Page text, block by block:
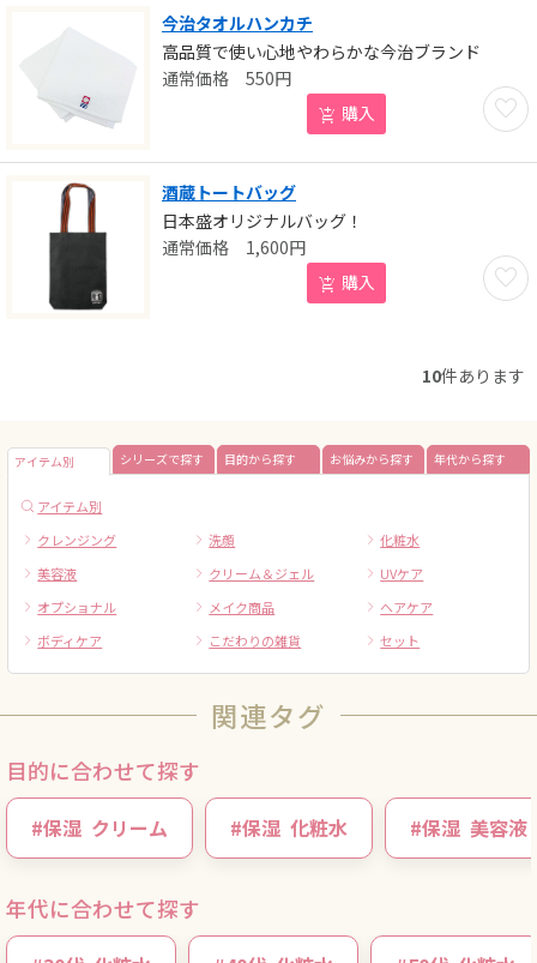
今治タオルハンカチ
高品質で使い心地やわらかな今治ブランド
お気
550円
購入
酒蔵トートバッグ
日本盛オリジナルバッグ！
お気
1,600円
購入
10件あります
アイテム別 シリーズで探す 目的から探す お悩みから探す 年代から探す
アイテム別
クレンジング
洗顔
化粧水
美容液
クリーム＆ジェル
UVケア
オプショナル
メイク商品
ヘアケア
ボディケア
こだわりの雑貨 セット
関連タグ
目的に合わせて探す
#保湿 クリーム #保湿 化粧水 #保湿 美容液
年代に合わせて探す